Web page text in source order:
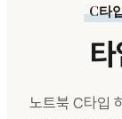
C타
노트북 C타입